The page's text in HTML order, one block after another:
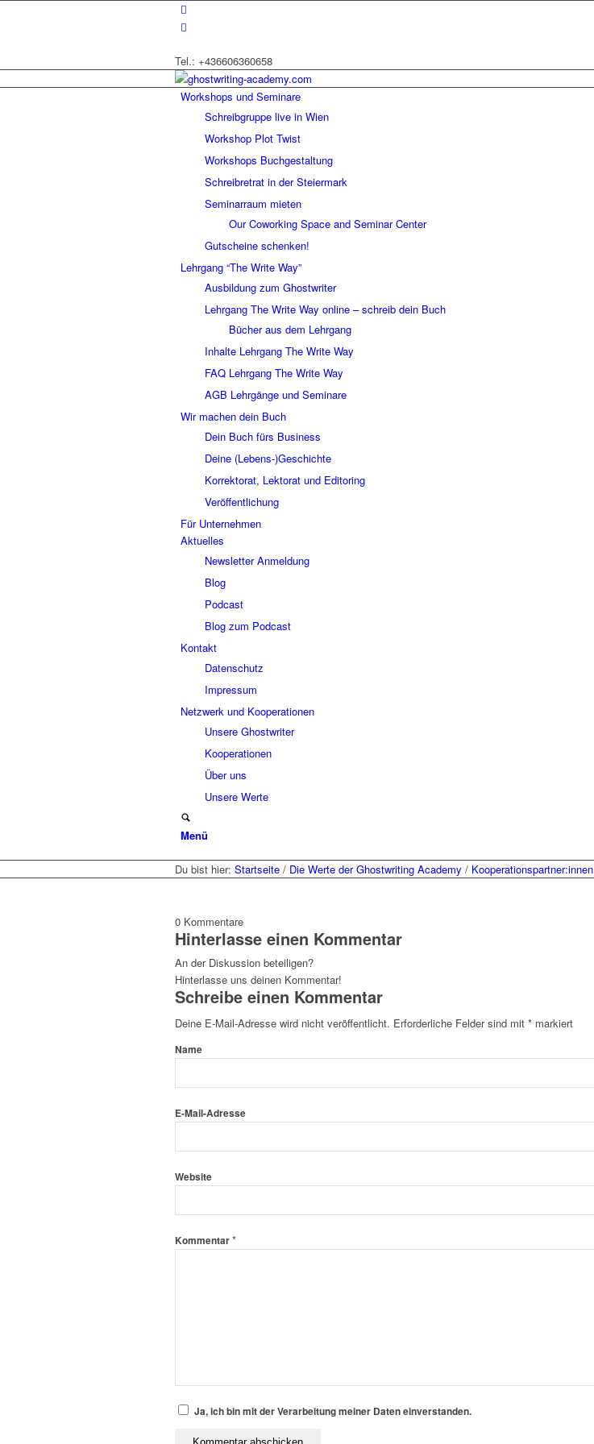
Tel.: +436606360658
Workshops und Seminare
Schreibgruppe live in Wien
Workshop Plot Twist
Workshops Buchgestaltung
Schreibretrat in der Steiermark
Seminarraum mieten
Our Coworking Space and Seminar Center
Gutscheine schenken!
Lehrgang “The Write Way”
Ausbildung zum Ghostwriter
Lehrgang The Write Way online – schreib dein Buch
Bücher aus dem Lehrgang
Inhalte Lehrgang The Write Way
FAQ Lehrgang The Write Way
AGB Lehrgänge und Seminare
Wir machen dein Buch
Dein Buch fürs Business
Deine (Lebens-)Geschichte
Korrektorat, Lektorat und Editoring
Veröffentlichung
Für Unternehmen
Aktuelles
Newsletter Anmeldung
Blog
Podcast
Blog zum Podcast
Kontakt
Datenschutz
Impressum
Netzwerk und Kooperationen
Unsere Ghostwriter
Kooperationen
Über uns
Unsere Werte
Menü
Du bist hier: Startseite / Die Werte der Ghostwriting Academy / Kooperationspartner:innen
0 Kommentare
Hinterlasse einen Kommentar
An der Diskussion beteiligen?
Hinterlasse uns deinen Kommentar!
Schreibe einen Kommentar
Deine E-Mail-Adresse wird nicht veröffentlicht. Erforderliche Felder sind mit * markiert
Name
E-Mail-Adresse
Website
Kommentar*
Ja, ich bin mit der Verarbeitung meiner Daten einverstanden.